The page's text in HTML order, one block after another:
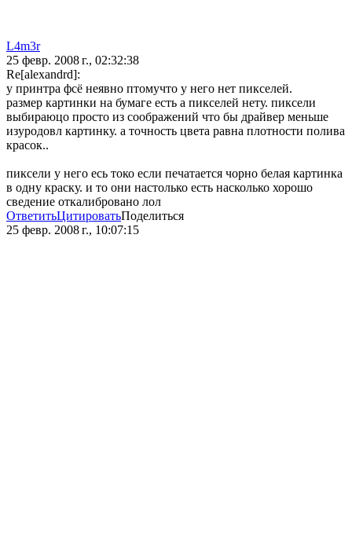
L4m3r
25 февр. 2008 г., 02:32:38
Re[alexandrd]:
у принтра фсё неявно птомучто у него нет пикселей.
размер картинки на бумаге есть а пикселей нету. пиксели
выбираюцо просто из соображений что бы драйвер меньше
изуродовл картинку. а точность цвета равна плотности полива
красок..
пиксели у него есь токо если печатается чорно белая картинка
в одну краску. и то они настолько есть насколько хорошо
сведение откалибровано лол
ОтветитьЦитироватьПоделиться
25 февр. 2008 г., 10:07:15